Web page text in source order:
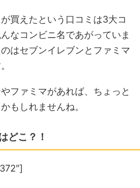
買えたという口コミは3大コ
なコンビニ名であがっていま
はセブンイレブンとファミマ
ファミマがあれば、ちょっと
もしれませんね。
どこ？！